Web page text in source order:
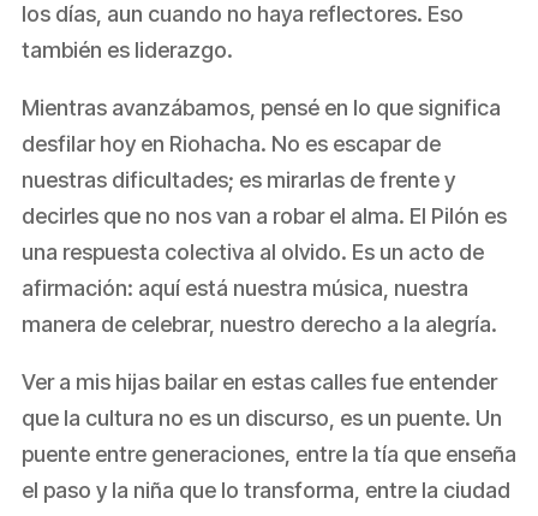
los días, aun cuando no haya reflectores. Eso
también es liderazgo.
Mientras avanzábamos, pensé en lo que significa
desfilar hoy en Riohacha. No es escapar de
nuestras dificultades; es mirarlas de frente y
decirles que no nos van a robar el alma. El Pilón es
una respuesta colectiva al olvido. Es un acto de
afirmación: aquí está nuestra música, nuestra
manera de celebrar, nuestro derecho a la alegría.
Ver a mis hijas bailar en estas calles fue entender
que la cultura no es un discurso, es un puente. Un
puente entre generaciones, entre la tía que enseña
el paso y la niña que lo transforma, entre la ciudad